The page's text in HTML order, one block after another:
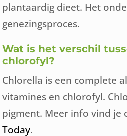
plantaardig dieet. Het
genezingsproces.
Wat is het verschil
chlorofyl?
Chlorella is een complete
vitamines en chlorofyl.
pigment. Meer info vind je
Today.